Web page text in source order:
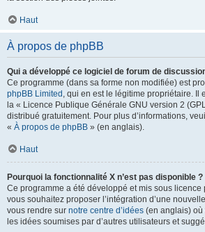
Haut
À propos de phpBB
Qui a développé ce logiciel de forum de
Ce programme (dans sa forme non modifiée) est
phpBB Limited , qui en est le légitime propriétaire. Il
la « Licence Publique Générale GNU version 2
distribué gratuitement. Pour plus d’informations,
« À propos de phpBB » (en anglais).
Haut
Pourquoi la fonctionnalité X n’est pas disponible ?
Ce programme a été développé et mis sous licence
vous souhaitez proposer l’intégration d’une
vous rendre sur notre centre d’idées (en anglais) où
les idées soumises par d’autres utilisateurs et